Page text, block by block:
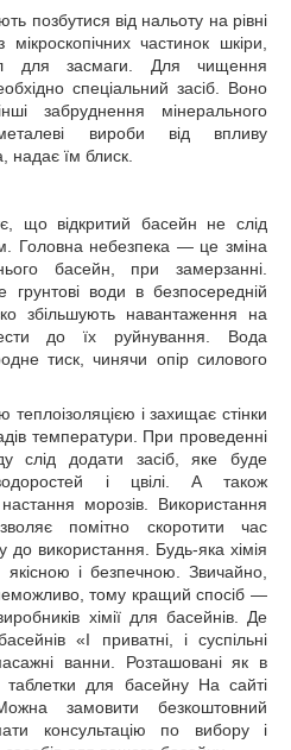
позбутися від нальоту на рівні
частинок шкіри,
для засмаги. Для чищення
спеціальний засіб. Воно
забруднення мінерального
вироби від впливу
надає їм блиск.
що відкритий басейн не слід
Головна небезпека — це зміна
басейн, при замерзанні.
води в безпосередній
збільшують навантаження на
до їх руйнування. Вода
тиск, чинячи опір силового
і захищає стінки
температури. При проведенні
слід додати засіб, яке буде
і цвілі. А також
морозів. Використання
помітно скоротити час
до використання. Будь-яка хімія
і безпечною. Звичайно,
тому кращий спосіб —
хімії для басейнів. Де
«І приватні, і суспільні
ванни. Розташовані як в
таблетки для басейну На сайті
замовити безкоштовний
консультацію по вибору і